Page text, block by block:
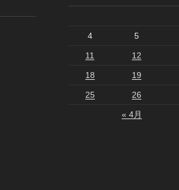
4 5
11 12
18 19
25 26
« 4月